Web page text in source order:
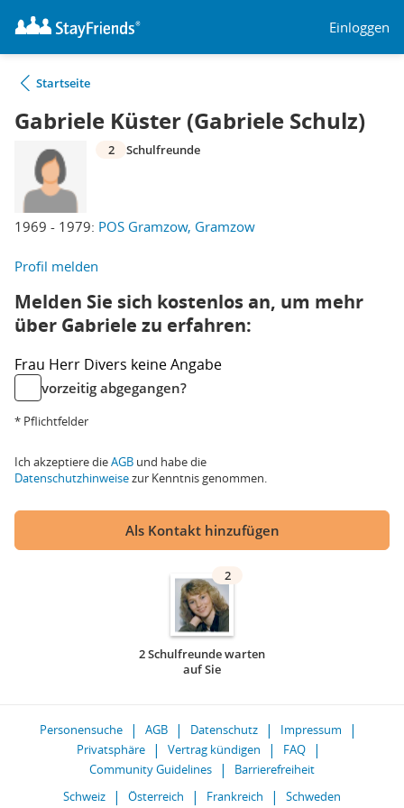
Einloggen
Startseite
Gabriele Küster (Gabriele Schulz)
1969 - 1979: POS Gramzow, Gramzow
2 Schulfreunde
Profil melden
Melden Sie sich kostenlos an, um mehr
über Gabriele zu erfahren:
Frau Herr Divers keine Angabe
vorzeitig abgegangen?
* Pflichtfelder
Ich akzeptiere dieAGB und habe die
Datenschutzhinweisezur Kenntnis genommen.
Als Kontakt hinzufügen
2
2 Schulfreunde warten
auf Sie
Personensuche AGB Datenschutz
Impressum
Privatsphäre
Vertrag kündigen
FAQ
Community Guidelines
Barrierefreiheit
Schweiz
Österreich Frankreich Schweden